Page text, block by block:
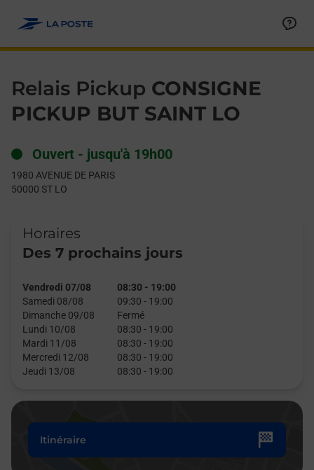
Relais Pickup CONSIGNE
PICKUP BUT SAINT LO
Ouvert - jusqu'à 19h00
1980 AVENUE DE PARIS
50000 ST LO
Horaires
Des 7 prochains jours
Vendredi 07/08 08:30 - 19:00
Samedi 08/08
09:30 - 19:00
Dimanche 09/08
Fermé
Lundi 10/08
08:30 - 19:00
Mardi 11/08
08:30 - 19:00
Mercredi 12/08
08:30 - 19:00
Jeudi 13/08
08:30 - 19:00
Itinéraire